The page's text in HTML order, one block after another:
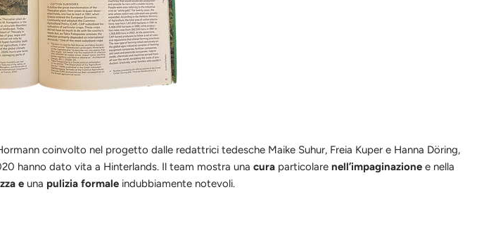
coinvolto nel progetto dalle redattrici tedesche Maike Suhur, Freia Kuper e Hanna Döring,
hanno dato vita a Hinterlands. Il team mostra una cura particolare nell’impaginazione e nella
e una pulizia formale indubbiamente notevoli.